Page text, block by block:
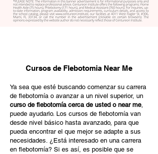
Cursos de Flebotomia Near Me
Ya sea que esté buscando comenzar su carrera
de flebotomía o avanzar a un nivel superior, un
curso de flebotomía cerca de usted o near me,
puede ayudarlo. Los cursos de flebotomía van
desde nivel básico hasta avanzado, para que
pueda encontrar el que mejor se adapte a sus
necesidades. ¿Está interesado en una carrera
en flebotomía? Si es así, es posible que se